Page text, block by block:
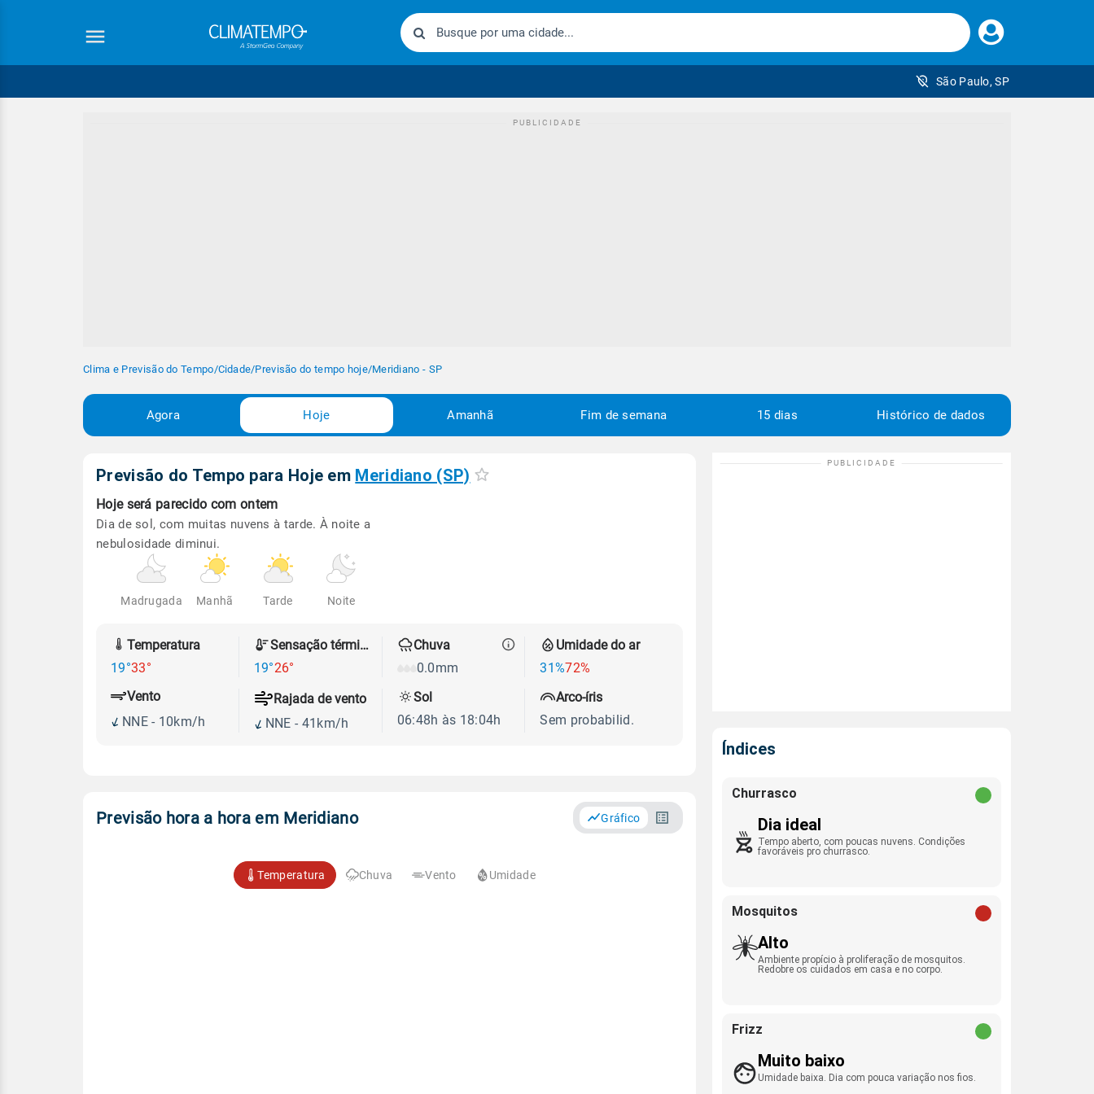
Faça
seu
São Paulo, SP
Clima e Previsão do Tempo/Cidade/Previsão do tempo hoje/Meridiano - SP
Agora Hoje Amanhã Fim de semana 15 dias Histórico de dados
Previsão do Tempo para Hoje em Meridiano (SP)
Hoje será parecido com ontem
Dia de sol, com muitas nuvens à tarde. À noite a
nebulosidade diminui.
Madrugada Manhã Tarde Noite
Temperatura
19°33°
Sensação térmica
19°26°
Chuva
0.0mm
Umidade do ar
31%72%
Vento
NNE - 10km/h
Rajada de vento
NNE - 41km/h
Sol
06:48h às 18:04h
Arco-íris
Sem probabilid.
Previsão hora a hora em Meridiano Gráfico
Temperatura Chuva Vento Umidade
Índices
Churrasco
Dia ideal
Tempo aberto, com poucas nuvens. Condições
favoráveis pro churrasco.
Mosquitos
Alto
Ambiente propício à proliferação de mosquitos.
Redobre os cuidados em casa e no corpo.
Frizz
Muito baixo
Umidade baixa. Dia com pouca variação nos fios.